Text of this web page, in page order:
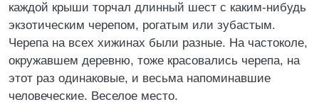
каждой крыши торчал длинный шест с каким-нибудь
экзотическим черепом, рогатым или зубастым.
Черепа на всех хижинах были разные. На частоколе,
окружавшем деревню, тоже красовались черепа, на
этот раз одинаковые, и весьма напоминавшие
человеческие. Веселое место.